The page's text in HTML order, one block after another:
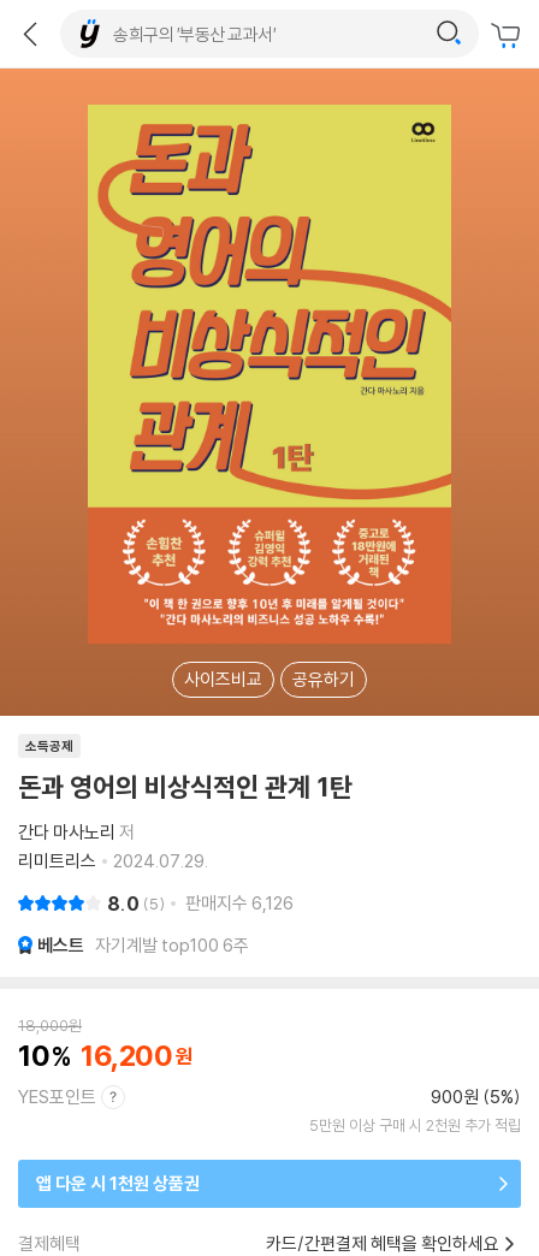
사이즈비교 공유하기
소득공제
돈과 영어의 비상식적인 관계 1탄
간다 마사노리 저
리미트리스
2024.07.29.
8.0 5 판매지수 6,126
베스트 자기계발 top100 6주
18,000원
10 16,200
YES포인트 900원 (5%)
5만원 이상 구매 시 2천원 추가 적립
앱 다운 시 1천원 상품권
결제혜택 카드/간편결제 혜택을 확인하세요